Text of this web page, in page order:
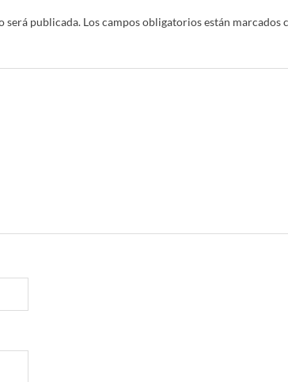
será publicada. Los campos obligatorios están marcados